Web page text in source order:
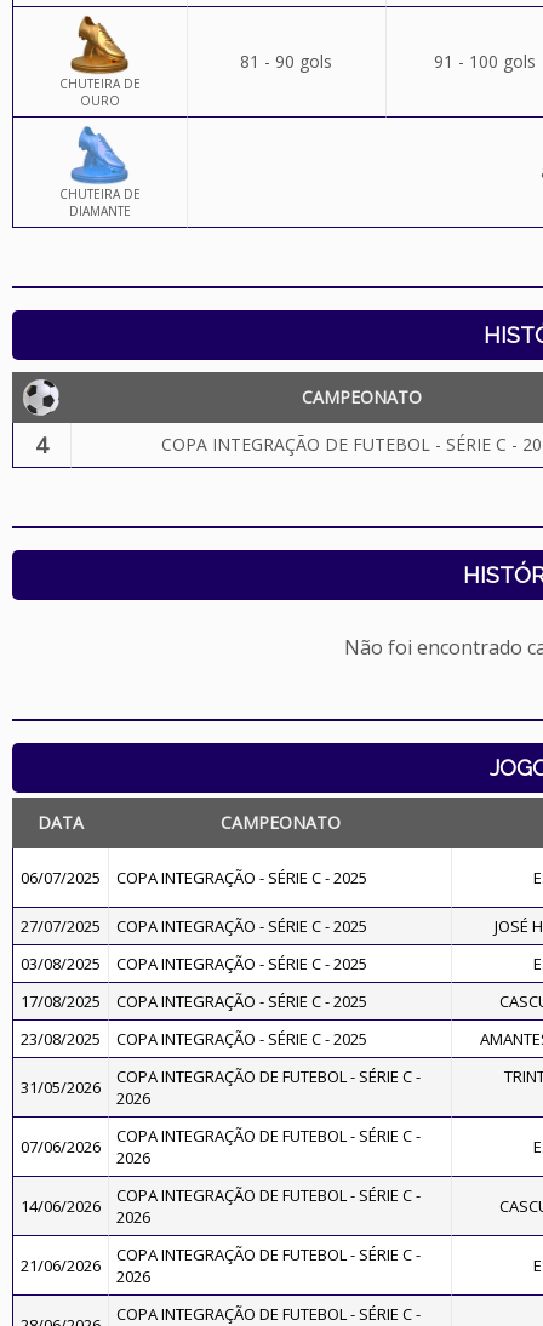
CHUTEIRA DE
OURO
81 - 90 gols 91 - 100 gols
CHUTEIRA DE
DIAMANTE
CAMPEONATO
4 COPA INTEGRAÇÃO DE FUTEBOL - SÉRIE C -
Não foi encontrado
DATA CAMPEONATO
06/07/2025 COPA INTEGRAÇÃO - SÉRIE C - 2025
27/07/2025 COPA INTEGRAÇÃO - SÉRIE C - 2025
JOSÉ
03/08/2025
COPA INTEGRAÇÃO - SÉRIE C - 2025
17/08/2025
COPA INTEGRAÇÃO - SÉRIE C - 2025
23/08/2025
COPA INTEGRAÇÃO - SÉRIE C - 2025
31/05/2026
COPA INTEGRAÇÃO DE FUTEBOL - SÉRIE C -
2026
07/06/2026
COPA INTEGRAÇÃO DE FUTEBOL - SÉRIE C -
2026
14/06/2026
COPA INTEGRAÇÃO DE FUTEBOL - SÉRIE C -
2026
21/06/2026
COPA INTEGRAÇÃO DE FUTEBOL - SÉRIE C -
2026
COPA INTEGRAÇÃO DE FUTEBOL - SÉRIE C -